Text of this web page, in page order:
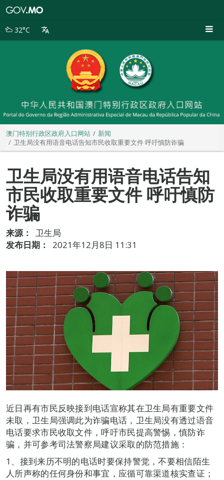
别
32°C
澳门特别行政区政府入口网站
新闻
卫生局没有用语音电话告知市民收取重要文件 呼吁慎防诈骗
卫生局没有用语音电话告知
市民收取重要文件 呼吁慎防
诈骗
来源：
卫生局
发布日期：
2021年12月8日 11:31
近日再有市民反映接到电话宣称其在卫生局有重要文件
未取，卫生局强调此为诈骗电话，卫生局没有透过语音
电话要求市民收取文件，呼吁市民提高警惕，慎防诈
骗，并可参考司法警察局建议采取的防范措施：
1、接到来历不明的电话时要保持警觉，不要相信陌生
人所声称的任何身份和事宜，应循可靠渠道核实查证；